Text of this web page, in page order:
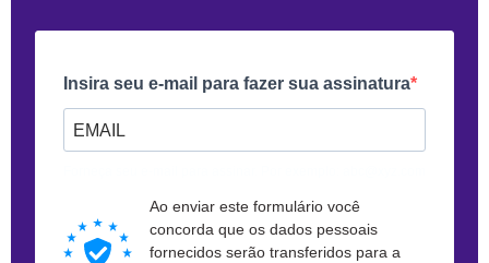
Insira seu e-mail para fazer sua assinatura
Ao enviar este formulário você
concorda que os dados pessoais
fornecidos serão transferidos para a